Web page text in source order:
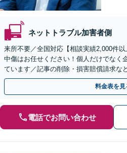
ネットトラブル加害者側
来所不要／全国対応【相談実績2,000件
中傷はお任せください！個人だけでなく
ています／記事の削除・損害賠償請求な
可】【初回相談無料】【夜間休日面談可
料金表を見
電話でお問い合わせ